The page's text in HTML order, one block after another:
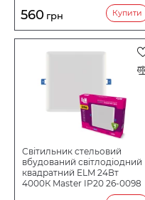
560 грн Купити
Світильник стельовий
вбудований світлодіодний
квадратний ELM 24Вт
4000К Master IP20 26-0098